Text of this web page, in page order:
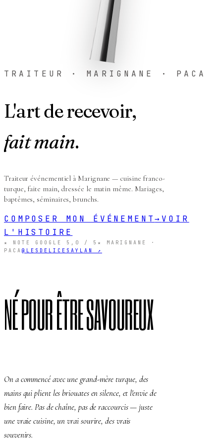
TRAITEUR · MARIGNANE · PACA
L'art de recevoir,
fait main.
Traiteur événementiel à Marignane — cuisine franco-
turque, faite main, dressée le matin même. Mariages,
baptêmes, séminaires, brunchs.
COMPOSER MON ÉVÉNEMENT→ VOIR
L'HISTOIRE
★ NOTE GOOGLE 5,0 / 5 ★ MARIGNANE ·
PACA @LESDELICESAYLAN ↗
NÉ POUR ÊTRE SAVOUREUX
On a commencé avec une grand-mère turque, des
mains qui plient les briouates en silence, et l'envie de
bien faire. Pas de chaîne, pas de raccourcis — juste
une vraie cuisine, un vrai sourire, des vrais
souvenirs.